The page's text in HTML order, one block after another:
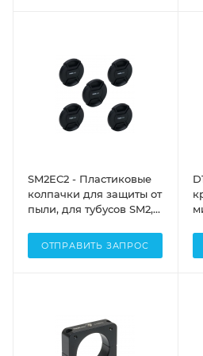
SM2EC2 - Пластиковые
колпачки для защиты от
пыли, для тубусов SM2, 5
ОТПРАВИТЬ ЗАПРОС